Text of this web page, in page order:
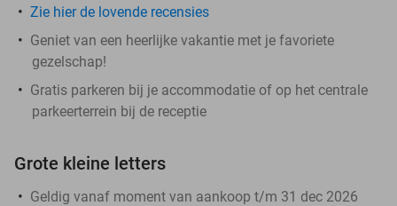
Zie hier de lovende recensies
Geniet van een heerlijke vakantie met je favoriete
gezelschap!
Gratis parkeren bij je accommodatie of op het centrale
parkeerterrein bij de receptie
Grote kleine letters
Geldig vanaf moment van aankoop t/m 31 dec 2026